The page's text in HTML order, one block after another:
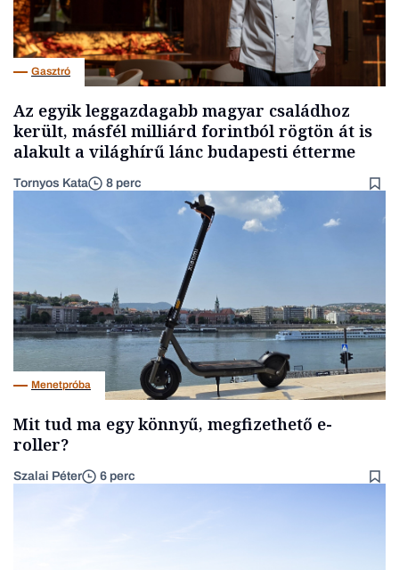
Gasztró
Az egyik leggazdagabb magyar családhoz
került, másfél milliárd forintból rögtön át is
alakult a világhírű lánc budapesti étterme
Tornyos Kata 8 perc
Menetpróba
Mit tud ma egy könnyű, megfizethető e-
roller?
Szalai Péter 6 perc